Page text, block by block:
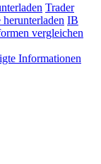
Trader
IB
vergleichen
Informationen